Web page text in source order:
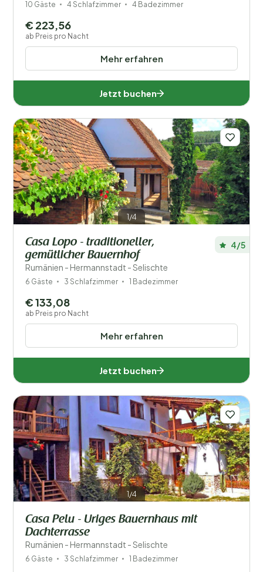
10 Gäste 4 Schlafzimmer 4 Badezimmer
Mehr erfahren
€ 223,56
ab Preis pro Nacht
Jetzt buchen
1/4
Casa Lopo - traditioneller,
gemütlicher Bauernhof
Rumänien - Hermannstadt - Selischte
4/5
6 Gäste 3 Schlafzimmer 1 Badezimmer
Mehr erfahren
€ 133,08
ab Preis pro Nacht
Jetzt buchen
1/4
Casa Pelu - Uriges Bauernhaus mit
Dachterrasse
Rumänien - Hermannstadt - Selischte
6 Gäste 3 Schlafzimmer 1 Badezimmer